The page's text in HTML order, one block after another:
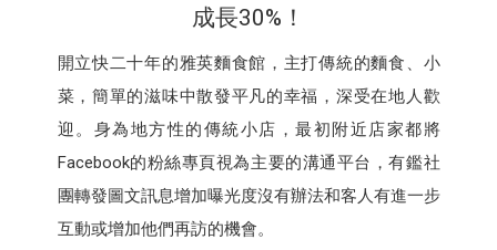
成長30%！
開立快二十年的雅英麵食館，主打傳統的麵食、小
菜，簡單的滋味中散發平凡的幸福，深受在地人歡
迎。身為地方性的傳統小店，最初附近店家都將
Facebook的粉絲專頁視為主要的溝通平台，有鑑社
團轉發圖文訊息增加曝光度沒有辦法和客人有進一步
互動或增加他們再訪的機會。